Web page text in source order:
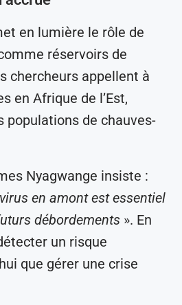
en lumière le rôle de
réservoirs de
chercheurs appellent à
en Afrique de l’Est,
populations de chauves-
Nyagwange insiste :
en amont est essentiel
débordements ». En
un risque
que gérer une crise